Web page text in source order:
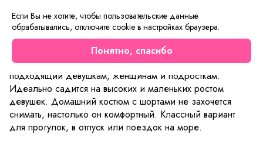
Модный женский костюм Таша состоит из свободной
футболки и шорт из футера 2х ниточного. Женская
футболка и шорты имеют прямой свободный силует,
подходящий девушкам, женщинам и подросткам.
Идеально садится на высоких и маленьких ростом
девушек. Домашний костюм с шортами не захочется
снимать, настолько он комфортный. Классный вариант
для прогулок, в отпуск или поездок на море.
Если Вы не хотите, чтобы пользовательские данные
обрабатывались, отключите cookie в настройках браузера.
Понятно, спасибо